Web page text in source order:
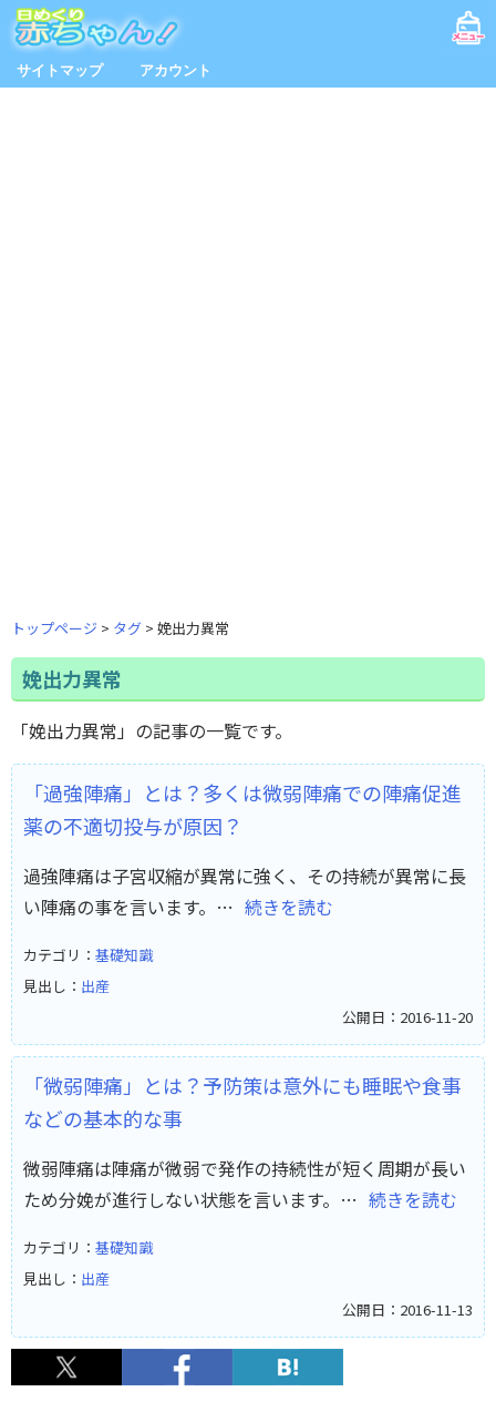
サイトマップ アカウント
トップページ タグ 娩出力異常
娩出力異常
「娩出力異常」の記事の一覧です。
「過強陣痛」とは？多くは微弱陣痛での陣痛促進
薬の不適切投与が原因？
過強陣痛は子宮収縮が異常に強く、その持続が異常に長
い陣痛の事を言います。… 続きを読む
カテゴリ： 基礎知識
見出し： 出産
公開日：2016-11-20
「微弱陣痛」とは？予防策は意外にも睡眠や食事
などの基本的な事
微弱陣痛は陣痛が微弱で発作の持続性が短く周期が長い
ため分娩が進行しない状態を言います。… 続きを読む
カテゴリ： 基礎知識
見出し： 出産
公開日：2016-11-13